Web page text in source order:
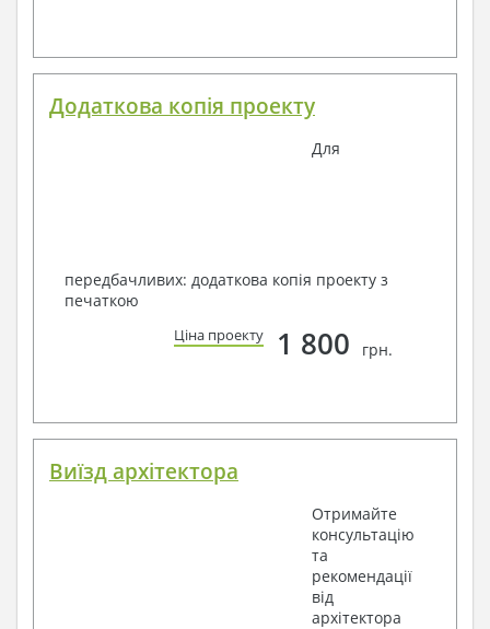
Додаткова копія проекту
Для
передбачливих: додаткова копія проекту з
печаткою
Ціна проекту 1 800 грн.
Виїзд архітектора
Отримайте
консультацію
та
рекомендації
від
архітектора